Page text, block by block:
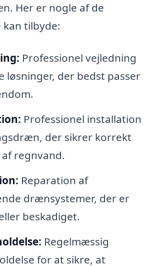
Her er nogle af de
kan tilbyde:
Professionel vejledning
løsninger, der bedst passer
Professionel installation
der sikrer korrekt
regnvand.
Reparation af
drænsystemer, der er
beskadiget.
Regelmæssig
for at sikre, at